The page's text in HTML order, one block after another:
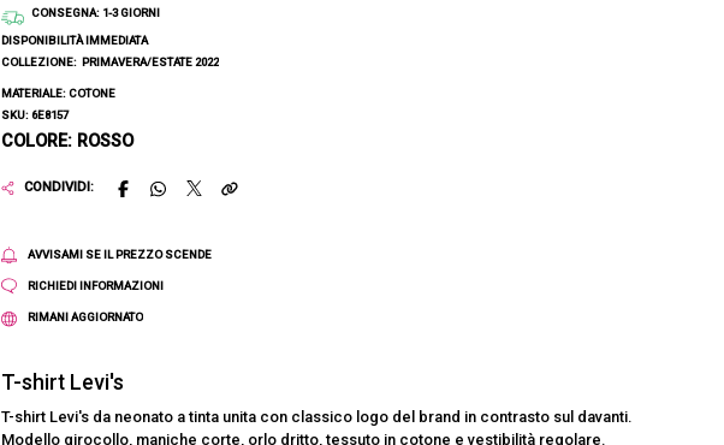
CONSEGNA: 1-3 GIORNI
DISPONIBILITÀ IMMEDIATA
COLLEZIONE: PRIMAVERA/ESTATE 2022
MATERIALE: COTONE
SKU: 6E8157
COLORE: ROSSO
CONDIVIDI:
AVVISAMI SE IL PREZZO SCENDE
RICHIEDI INFORMAZIONI
RIMANI AGGIORNATO
T-shirt Levi's
T-shirt Levi's da neonato a tinta unita con classico logo del brand in contrasto sul davanti.
Modello girocollo, maniche corte, orlo dritto, tessuto in cotone e vestibilità regolare.